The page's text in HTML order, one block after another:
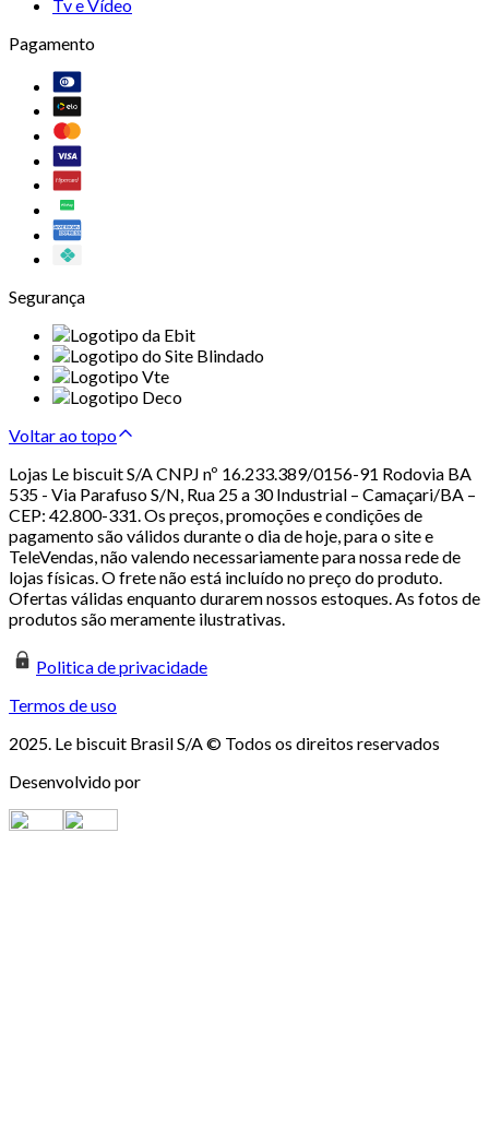
Tv e Vídeo
Pagamento
Segurança
Voltar ao topo
Lojas Le biscuit S/A CNPJ nº 16.233.389/0156-91 Rodovia BA
535 - Via Parafuso S/N, Rua 25 a 30 Industrial – Camaçari/BA –
CEP: 42.800-331. Os preços, promoções e condições de
pagamento são válidos durante o dia de hoje, para o site e
TeleVendas, não valendo necessariamente para nossa rede de
lojas físicas. O frete não está incluído no preço do produto.
Ofertas válidas enquanto durarem nossos estoques. As fotos de
produtos são meramente ilustrativas.
Politica de privacidade
Termos de uso
2025. Le biscuit Brasil S/A © Todos os direitos reservados
Desenvolvido por